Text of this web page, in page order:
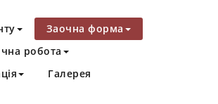
Заочна форма
робота
Галерея